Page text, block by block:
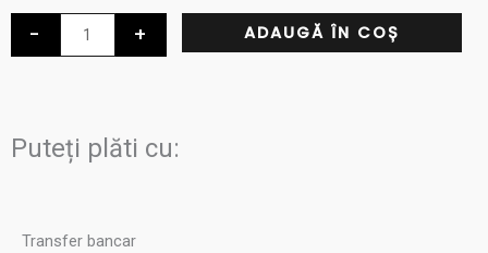
la
-
pentru
portofele,
Negru
+ ADAUGĂ ÎN COȘ
Puteți plăti cu:
Transfer bancar